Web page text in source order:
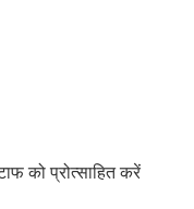
को प्रोत्साहित करें